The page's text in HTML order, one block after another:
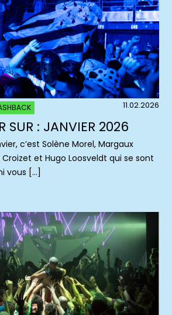
11.02.2026
SUR : JANVIER 2026
c’est Solène Morel, Margaux
et Hugo Loosveldt qui se sont
vous […]